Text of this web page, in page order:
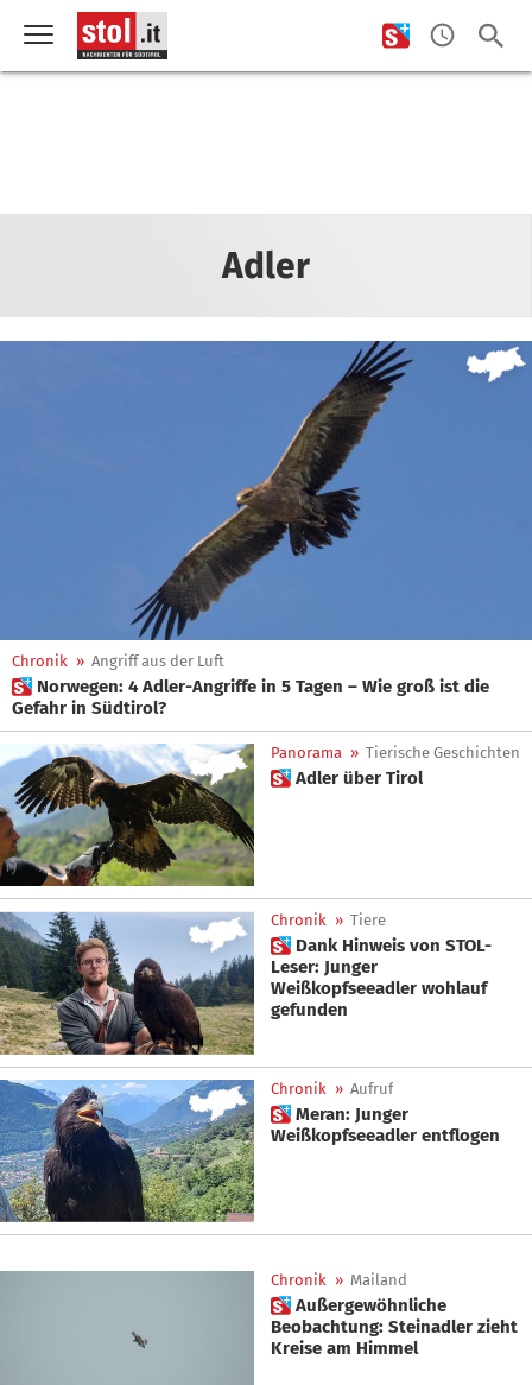
Adler
Chronik » Angriff aus der Luft
 Norwegen: 4 Adler-Angriffe in 5 Tagen – Wie groß ist die
Gefahr in Südtirol?
Panorama » Tierische Geschichten
 Adler über Tirol
Chronik » Tiere
 Dank Hinweis von STOL-
Leser: Junger
Weißkopfseeadler wohlauf
gefunden
Chronik » Aufruf
 Meran: Junger
Weißkopfseeadler entflogen
Chronik » Mailand
 Außergewöhnliche
Beobachtung: Steinadler zieht
Kreise am Himmel